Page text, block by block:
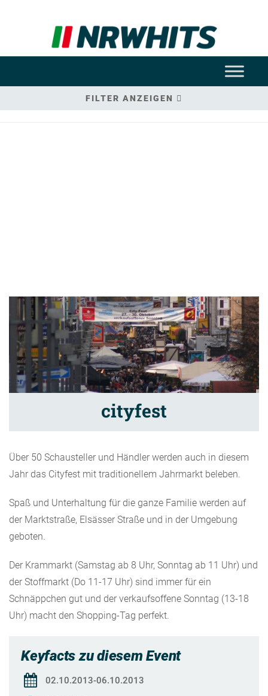
FILTER ANZEIGEN
cityfest
Über 50 Schausteller und Händler werden auch in diesem
Jahr das Cityfest mit traditionellem Jahrmarkt beleben.
Spaß und Unterhaltung für die ganze Familie werden auf
der Marktstraße, Elsässer Straße und in der Umgebung
geboten.
Der Krammarkt (Samstag ab 8 Uhr, Sonntag ab 11 Uhr) und
der Stoffmarkt (Do 11-17 Uhr) sind immer für ein
Schnäppchen gut und der verkaufsoffene Sonntag (13-18
Uhr) macht den Shopping-Tag perfekt.
Keyfacts zu diesem Event
02.10.2013-06.10.2013